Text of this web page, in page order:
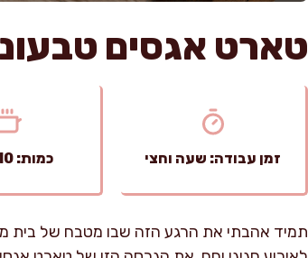
טארט אגסים
זמן עבודה: שעה וחצי כמות: 10 מנות
תמיד אהבתי את הרגע הזה שבו מטבח של בית